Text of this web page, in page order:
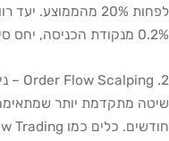
0.2% מנקודת הכניסה, יחס סיכון/תגמול של 1:2.5.
2. Order Flow Scalping – ניתוח זרם פקודות